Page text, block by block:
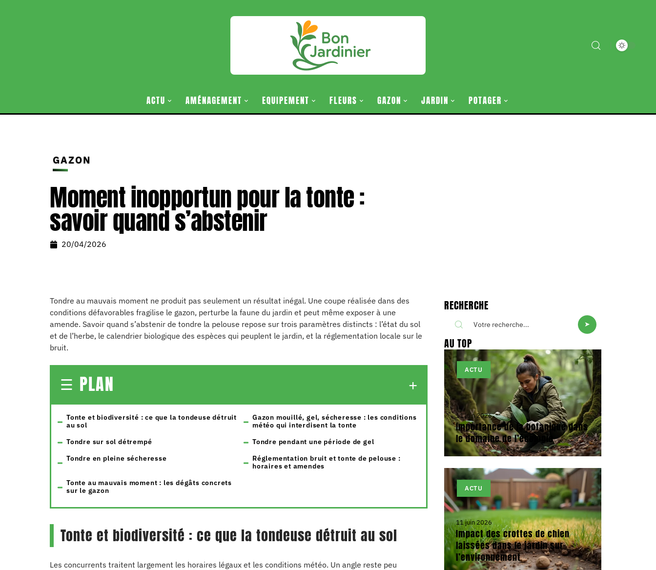
ACTU AMÉNAGEMENT EQUIPEMENT FLEURS GAZON JARDIN POTAGER
GAZON
Moment inopportun pour la tonte :
savoir quand s’abstenir
20/04/2026
Tondre au mauvais moment ne produit pas seulement un résultat inégal. Une coupe réalisée dans des
conditions défavorables fragilise le gazon, perturbe la faune du jardin et peut même exposer à une
amende. Savoir quand s’abstenir de tondre la pelouse repose sur trois paramètres distincts : l’état du sol
et de l’herbe, le calendrier biologique des espèces qui peuplent le jardin, et la réglementation locale sur le
bruit.
PLAN
Tonte et biodiversité : ce que la tondeuse détruit
au sol
Gazon mouillé, gel, sécheresse : les conditions
météo qui interdisent la tonte
Tondre sur sol détrempé
Tondre pendant une période de gel
Tondre en pleine sécheresse
Réglementation bruit et tonte de pelouse :
horaires et amendes
Tonte au mauvais moment : les dégâts concrets
sur le gazon
Tonte et biodiversité : ce que la tondeuse détruit au sol
Les concurrents traitent largement les horaires légaux et les conditions météo. Un angle reste peu
RECHERCHE
AU TOP
ACTU
11 juin 2026
Importance de la botanique dans
le domaine de l’écologie
ACTU
11 juin 2026
Impact des crottes de chien
laissées dans le jardin sur
l’environnement